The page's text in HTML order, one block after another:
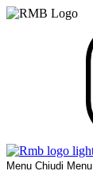
Menu Chiudi Menu